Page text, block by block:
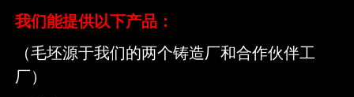
我们能提供以下产品：
（毛坯源于我们的两个铸造厂和合作伙伴工
厂）